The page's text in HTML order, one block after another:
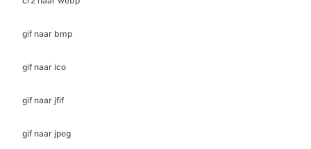
gif naar ico
gif naar jfif
gif naar jpeg
gif naar jpg
gif naar pdf